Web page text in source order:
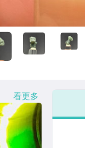
看更多